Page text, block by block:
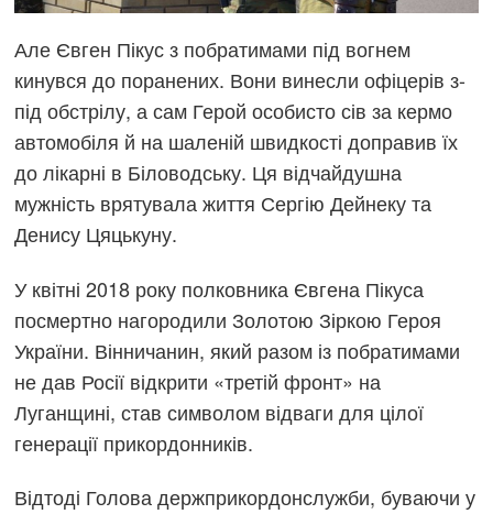
Але Євген Пікус з побратимами під вогнем
кинувся до поранених. Вони винесли офіцерів з-
під обстрілу, а сам Герой особисто сів за кермо
автомобіля й на шаленій швидкості доправив їх
до лікарні в Біловодську. Ця відчайдушна
мужність врятувала життя Сергію Дейнеку та
Денису Цяцькуну.
У квітні 2018 року полковника Євгена Пікуса
посмертно нагородили Золотою Зіркою Героя
України. Вінничанин, який разом із побратимами
не дав Росії відкрити «третій фронт» на
Луганщині, став символом відваги для цілої
генерації прикордонників.
Відтоді Голова держприкордонслужби, буваючи у